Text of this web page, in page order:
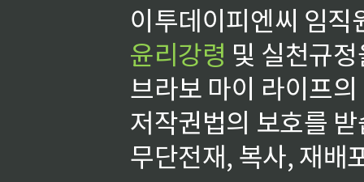
이투데이피엔씨 임
윤리강령 및 실천규
브라보 마이 라이프
저작권법의 보호를
무단전재, 복사, 재배